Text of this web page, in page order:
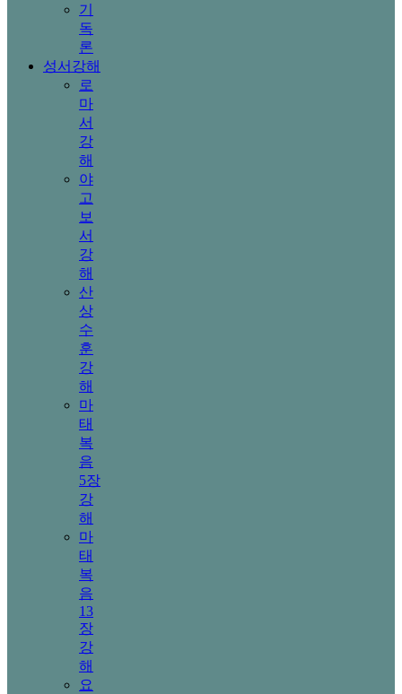
기
독
론
성서강해
로
마
서
강
해
야
고
보
서
강
해
산
상
수
훈
강
해
마
태
복
음
5장
강
해
마
태
복
음
13
장
강
해
요